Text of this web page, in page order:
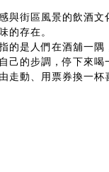
與街區風景的飲酒
的存在。
的是人們在酒舖一
己的步調，停下來喝
走動、用票券換一